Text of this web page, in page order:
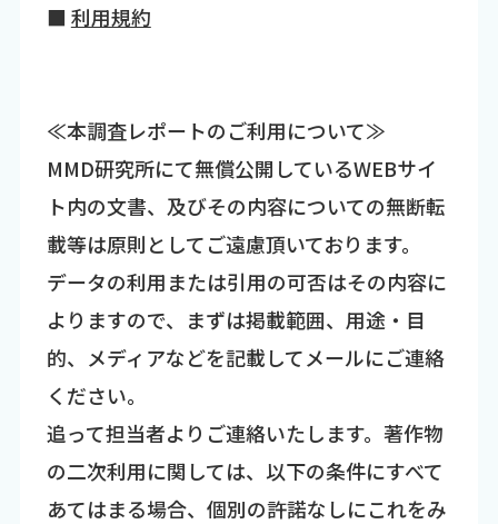
■ 利用規約
≪本調査レポートのご利用について≫
MMD研究所にて無償公開しているWEBサイ
ト内の文書、及びその内容についての無断転
載等は原則としてご遠慮頂いております。
データの利用または引用の可否はその内容に
よりますので、まずは掲載範囲、用途・目
的、メディアなどを記載してメールにご連絡
ください。
追って担当者よりご連絡いたします。著作物
の二次利用に関しては、以下の条件にすべて
あてはまる場合、個別の許諾なしにこれをみ